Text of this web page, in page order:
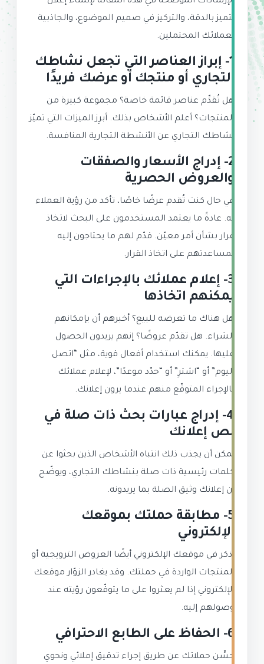
يتميز بالدقة، والتركيز في صميم الموضوع، والجاذبية
لعملائك المحتملين.
1- إبراز العناصر التي تجعل نشاطك
التجاري أو منتجك أو عرضك فريدًا
هل تُقدِّم عناصر قائمة خاصة؟ مجموعة كبيرة من
المنتجات؟ أعلم الأشخاص بذلك. أبرِز الميزات التي تميّز
نشاطك التجاري عن الأنشطة التجارية المنافسة.
2- إدراج الأسعار والصفقات
والعروض الحصرية
في حال كنت تُقدم عرضًا خاصًا، تأكد من رؤية العملاء
له. عادةً ما يعتمد المستخدمون على البحث لاتخاذ
قرار بشأن أمر معيّن. قدّم لهم ما يحتاجون إليه
لمساعدتهم على اتخاذ القرار.
3- إعلام عملائك بالإجراءات التي
يمكنهم اتخاذها
هل هناك ما تعرضه للبيع؟ أخبرهم أن بإمكانهم
الشراء. هل تقدّم عروضًا؟ إنهم يريدون الحصول
عليها. يمكنك استخدام أفعال قوية، مثل “اتصل
اليوم” أو “اشترِ” أو “حدّد موعدًا”، لإعلام عملائك
بالإجراء المتوقّع منهم عندما يرون إعلانك.
4- إدراج عبارات بحث ذات صلة في
نص إعلانك
يمكن أن يجذب ذلك انتباه الأشخاص الذين بحثوا عن
كلمات رئيسية ذات صلة بنشاطك التجاري، ويوضّح
أن إعلانك وثيق الصلة بما يريدونه.
5- مطابقة حملتك بموقعك
الإلكتروني
اذكر في موقعك الإلكتروني أيضًا العروض الترويجية أو
المنتجات الواردة في حملتك. وقد يغادر الزوّار موقعك
الإلكتروني إذا لم يعثروا على ما يتوقّعون رؤيته عند
وصولهم إليه.
6- الحفاظ على الطابع الاحترافي
حسِّن حملاتك عن طريق إجراء تدقيق إملائي ونحوي